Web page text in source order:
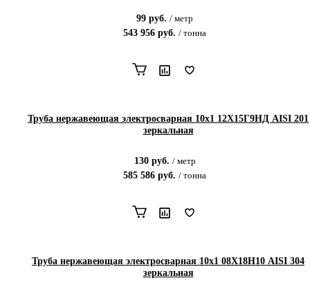
99 руб. / метр
543 956 руб. / тонна
Труба нержавеющая электросварная 10х1 12Х15Г9НД AISI 201
зеркальная
130руб. / метр
585 586 руб. / тонна
Труба нержавеющая электросварная 10х1 08Х18Н10 AISI 304
зеркальная